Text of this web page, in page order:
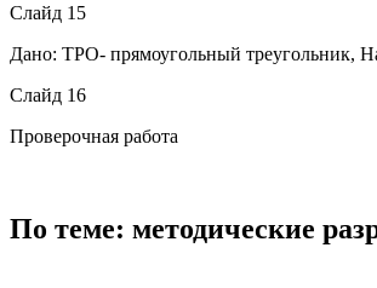
Слайд 15
Дано: ТРО- прямоугольный треугольник,
Слайд 16
Проверочная работа
По теме: методические